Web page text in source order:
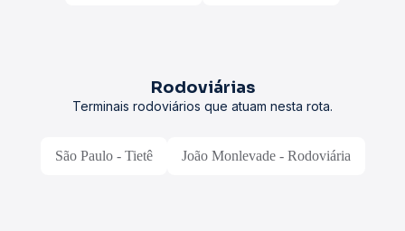
Rodoviárias
Terminais rodoviários que atuam nesta rota.
São Paulo - Tietê João Monlevade - Rodoviária